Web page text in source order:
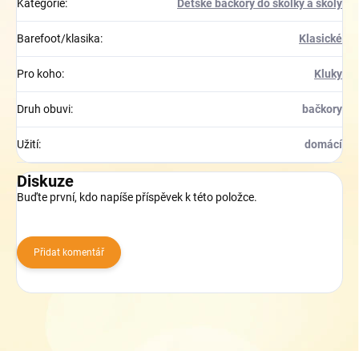
Kategorie: Dětské bačkory do školky a školy
Barefoot/klasika: Klasické
Pro koho: Kluky
Druh obuvi: bačkory
Užití: domácí
Diskuze
Buďte první, kdo napíše příspěvek k této položce.
Přidat komentář